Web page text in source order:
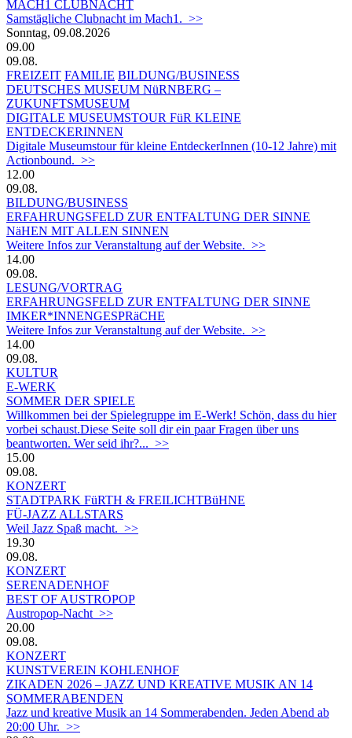
MACH1 CLUBNACHT
Samstägliche Clubnacht im Mach1. >>
Sonntag, 09.08.2026
09.00
09.08.
FREIZEIT FAMILIE BILDUNG/BUSINESS
DEUTSCHES MUSEUM NüRNBERG –
ZUKUNFTSMUSEUM
DIGITALE MUSEUMSTOUR FüR KLEINE
ENTDECKERINNEN
Digitale Museumstour für kleine EntdeckerInnen (10-12 Jahre) mit
Actionbound. >>
12.00
09.08.
BILDUNG/BUSINESS
ERFAHRUNGSFELD ZUR ENTFALTUNG DER SINNE
NäHEN MIT ALLEN SINNEN
Weitere Infos zur Veranstaltung auf der Website. >>
14.00
09.08.
LESUNG/VORTRAG
ERFAHRUNGSFELD ZUR ENTFALTUNG DER SINNE
IMKER*INNENGESPRäCHE
Weitere Infos zur Veranstaltung auf der Website. >>
14.00
09.08.
KULTUR
E-WERK
SOMMER DER SPIELE
Willkommen bei der Spielegruppe im E-Werk! Schön, dass du hier
vorbei schaust.Diese Seite soll dir ein paar Fragen über uns
beantworten. Wer seid ihr?... >>
15.00
09.08.
KONZERT
STADTPARK FüRTH & FREILICHTBüHNE
FÜ-JAZZ ALLSTARS
Weil Jazz Spaß macht. >>
19.30
09.08.
KONZERT
SERENADENHOF
BEST OF AUSTROPOP
Austropop-Nacht >>
20.00
09.08.
KONZERT
KUNSTVEREIN KOHLENHOF
ZIKADEN 2026 – JAZZ UND KREATIVE MUSIK AN 14
SOMMERABENDEN
Jazz und kreative Musik an 14 Sommerabenden. Jeden Abend ab
20:00 Uhr. >>